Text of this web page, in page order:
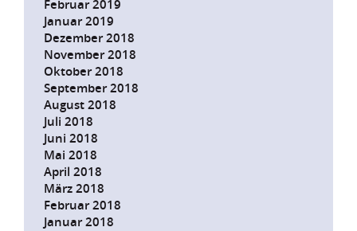
Februar 2019
Januar 2019
Dezember 2018
November 2018
Oktober 2018
September 2018
August 2018
Juli 2018
Juni 2018
Mai 2018
April 2018
März 2018
Februar 2018
Januar 2018